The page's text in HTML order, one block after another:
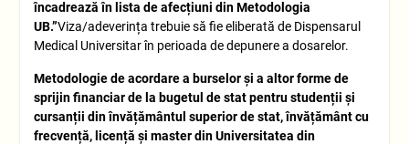
încadrează în lista de afecțiuni din Metodologia
UB.”Viza/adeverința trebuie să fie eliberată de Dispensarul
Medical Universitar în perioada de depunere a dosarelor.
Metodologie de acordare a burselor și a altor forme de
sprijin financiar de la bugetul de stat pentru studenții și
cursanții din învățământul superior de stat, învățământ cu
frecvență, licență și master din Universitatea din